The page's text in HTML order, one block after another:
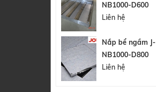
NB1000-D600
Liên hệ
Nắp bể ngầm J-
NB1000-D800
Liên hệ